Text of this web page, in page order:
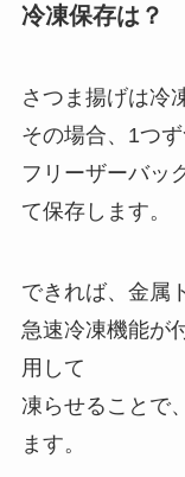
冷凍保存は？
さつま揚げは冷
その場合、1つ
フリーザーバッ
て保存します。
できれば、金属
急速冷凍機能が
用して
凍らせることで
ます。